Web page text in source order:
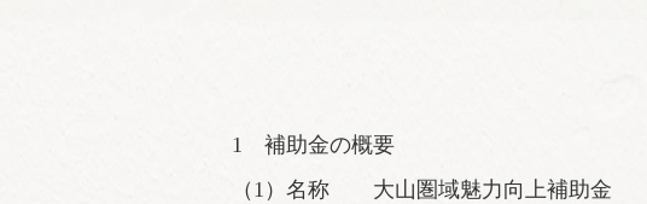
1 補助金の概要
（1）名称 大山圏域魅力向上補助金